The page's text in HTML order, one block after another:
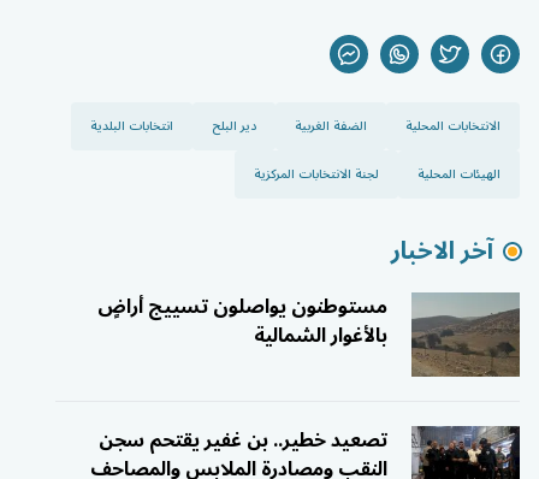
الانتخابات المحلية الضفة الغربية دير البلح
انتخابات البلدية
الهيئات المحلية
لجنة الانتخابات المركزية
آخر الاخبار
مستوطنون يواصلون تسييج أراضٍ
بالأغوار الشمالية
تصعيد خطير.. بن غفير يقتحم سجن
النقب ومصادرة الملابس والمصاحف